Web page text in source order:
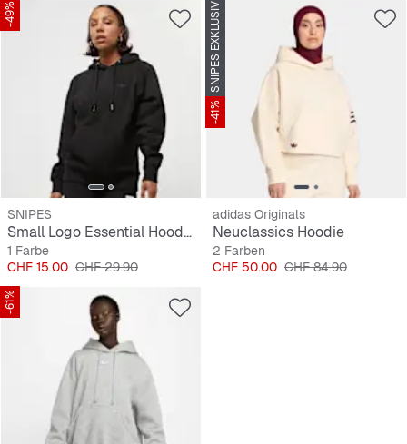
-49%
SNIPES
Small Logo Essential Hoodie
1 Farbe
Preis
CHF 15.00 Originalpreis
CHF 29.90
SNIPES EXKLUSIV
-41%
adidas Originals
Neuclassics Hoodie
2 Farben
Preis
CHF 50.00 Originalpreis
CHF 84.90
-61%